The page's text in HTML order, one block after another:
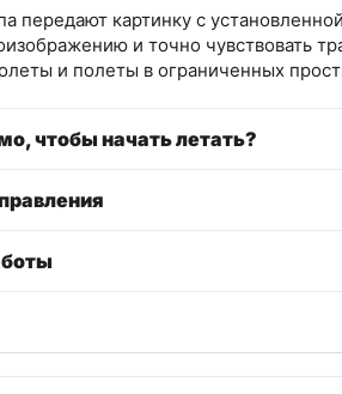
передают картинку с
и точно чувствовать
и полеты в ограниченных
чтобы начать летать?